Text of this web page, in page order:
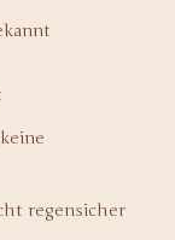
regensicher